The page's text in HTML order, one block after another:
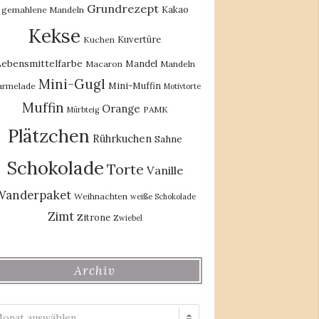
gemahlene Mandeln Grundrezept Kakao
Kekse Kuchen Kuvertüre
Macaron Mandel Mandeln
Mini-Gugl Mini-Muffin Motivtorte
Muffin Mürbteig Orange PAMK
Plätzchen Rührkuchen Sahne
Schokolade Torte Vanille
Weihnachten weiße Schokolade
Zimt Zitrone Zwiebel
Archiv